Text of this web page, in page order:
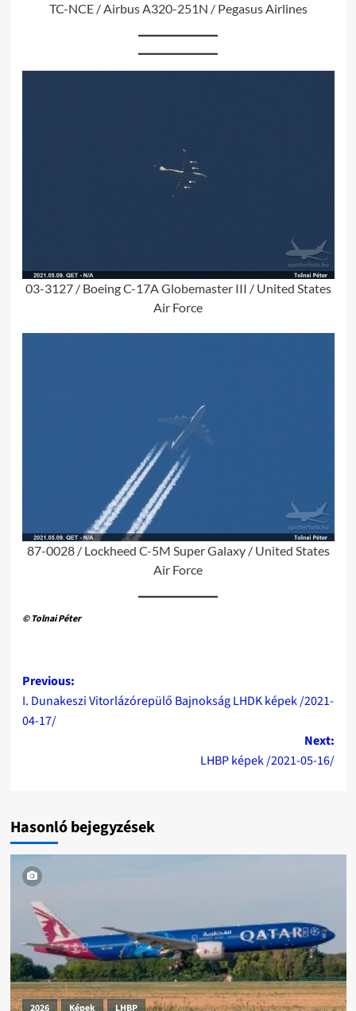
TC-NCE / Airbus A320-251N / Pegasus Airlines
03-3127 / Boeing C-17A Globemaster III / United States
Air Force
87-0028 / Lockheed C-5M Super Galaxy / United States
Air Force
© Tolnai Péter
Post
navigation
Previous:
I. Dunakeszi Vitorlázórepülő Bajnokság LHDK képek /2021-
04-17/
Next:
LHBP képek /2021-05-16/
Hasonló bejegyzések
2026 Képek LHBP